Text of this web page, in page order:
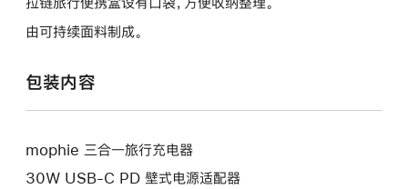
由可持续面料制成。
包装内容
mophie 三合一旅行充电器
30W USB-C PD 壁式电源适配器